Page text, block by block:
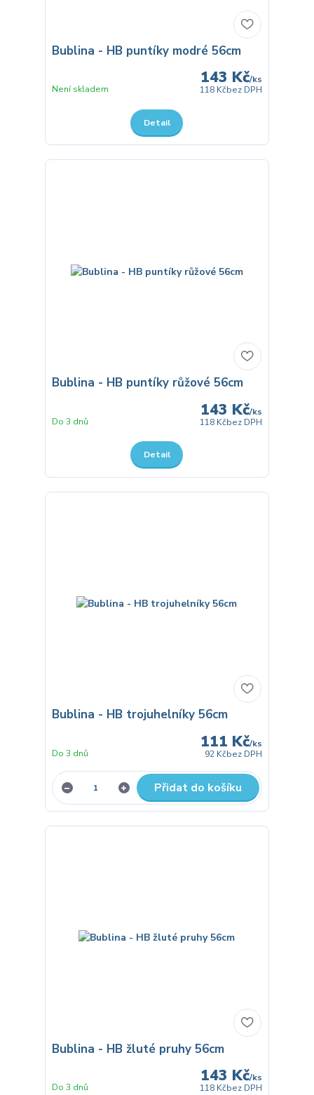
Bublina - HB puntíky modré 56cm
143 Kč/ks
118 Kčbez DPH
Není skladem
Detail
Bublina - HB puntíky růžové 56cm
143 Kč/ks
118 Kčbez DPH
Do 3 dnů
Detail
Bublina - HB trojuhelníky 56cm
111 Kč/ks
92 Kčbez DPH
Do 3 dnů
Přidat do košíku
Bublina - HB žluté pruhy 56cm
143 Kč/ks
118 Kčbez DPH
Do 3 dnů